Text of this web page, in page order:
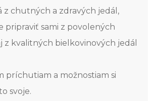
z chutných a zdravých jedál,
pripraviť sami z povolených
z kvalitných bielkovinových jedál
príchutiam a možnostiam si
svoje.